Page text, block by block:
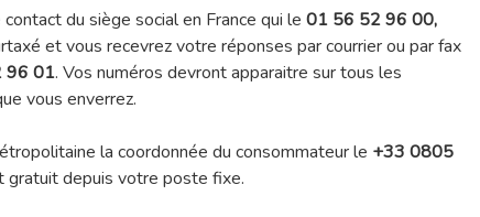
contact du siège social en France qui le 01 56 52 96 00,
et vous recevrez votre réponses par courrier ou par fax
96 01. Vos numéros devront apparaitre sur tous les
vous enverrez.
la coordonnée du consommateur le +33 0805
gratuit depuis votre poste fixe.